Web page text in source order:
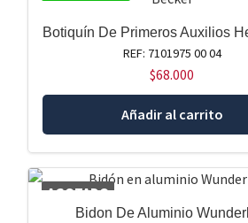
Botiquín De Primeros Auxilios
REF: 7101975 00 04
$68.000
Añadir al carrito
AGOTADO
Bidon De Aluminio